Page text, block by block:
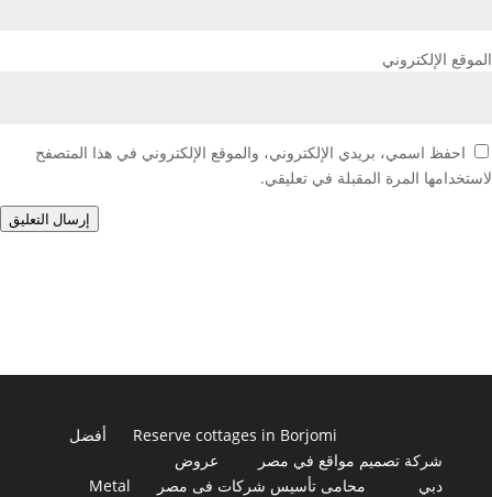
الموقع الإلكتروني
احفظ اسمي، بريدي الإلكتروني، والموقع الإلكتروني في هذا المتصفح
لاستخدامها المرة المقبلة في تعليقي.
إرسال التعليق
Reserve cottages in Borjomi
أفضل
شركة تصميم مواقع في مصر
عروض
دبي
محامى تأسيس شركات فى مصر
Metal